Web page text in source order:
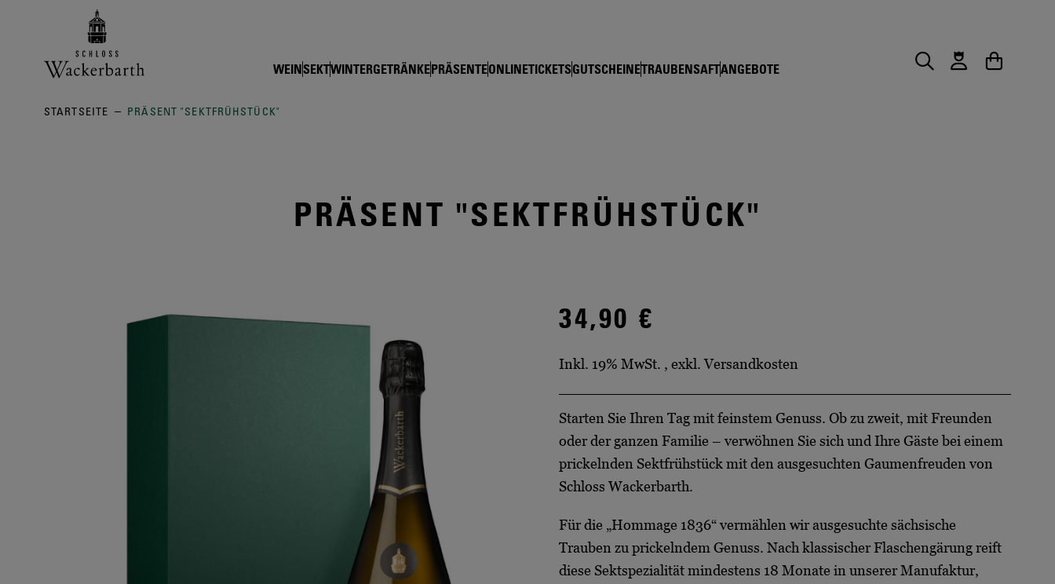
Zurück zur Startseite vom Onlineshop Schloss Wackerbarth
WEINSEKTWINTERGETRÄNKEPRÄSENTEONLINETICKETSGUTSCHEINETRAUBENSAFTANGEBOTE Suche Warenkorb
STARTSEITE PRÄSENT "SEKTFRÜHSTÜCK"
PRÄSENT "SEKTFRÜHSTÜCK"
34,90 €
Inkl. 19% MwSt. , exkl.Versandkosten
Starten Sie Ihren Tag mit feinstem Genuss. Ob zu zweit, mit Freunden
oder der ganzen Familie – verwöhnen Sie sich und Ihre Gäste bei einem
prickelnden Sektfrühstück mit den ausgesuchten Gaumenfreuden von
Schloss Wackerbarth.
Für die „Hommage 1836“ vermählen wir ausgesuchte sächsische
Trauben zu prickelndem Genuss. Nach klassischer Flaschengärung reift
diese Sektspezialität mindestens 18 Monate in unserer Manufaktur,